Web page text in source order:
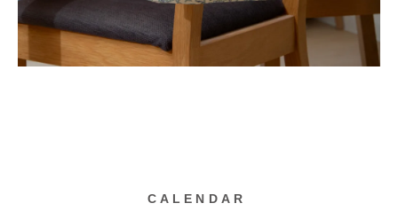
CALENDAR